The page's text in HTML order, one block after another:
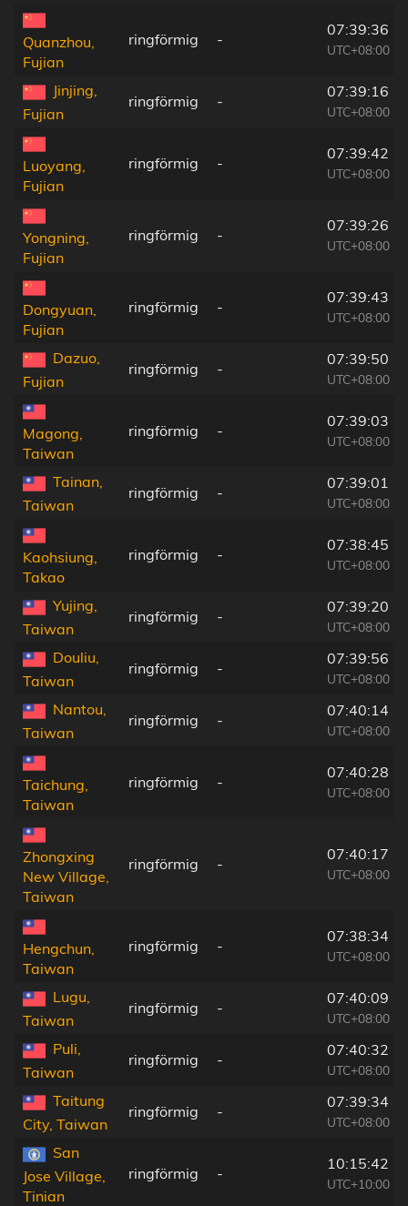
Quanzhou,
Fujian
ringförmig -
07:39:36
UTC+08:00
Jinjing,
Fujian
ringförmig -
07:39:16
UTC+08:00
Luoyang,
Fujian
ringförmig -
07:39:42
UTC+08:00
Yongning,
Fujian
ringförmig -
07:39:26
UTC+08:00
Dongyuan,
Fujian
ringförmig -
07:39:43
UTC+08:00
Dazuo,
Fujian
ringförmig -
07:39:50
UTC+08:00
Magong,
Taiwan
ringförmig -
07:39:03
UTC+08:00
Tainan,
Taiwan
ringförmig -
07:39:01
UTC+08:00
Kaohsiung,
Takao
ringförmig -
07:38:45
UTC+08:00
Yujing,
Taiwan
ringförmig -
07:39:20
UTC+08:00
Douliu,
Taiwan
ringförmig -
07:39:56
UTC+08:00
Nantou,
Taiwan
ringförmig -
07:40:14
UTC+08:00
Taichung,
Taiwan
ringförmig -
07:40:28
UTC+08:00
Zhongxing
New Village,
Taiwan
ringförmig -
07:40:17
UTC+08:00
Hengchun,
Taiwan
ringförmig -
07:38:34
UTC+08:00
Lugu,
Taiwan
ringförmig -
07:40:09
UTC+08:00
Puli,
Taiwan
ringförmig -
07:40:32
UTC+08:00
Taitung
City, Taiwan
ringförmig -
07:39:34
UTC+08:00
San
Jose Village,
Tinian
ringförmig -
10:15:42
UTC+10:00